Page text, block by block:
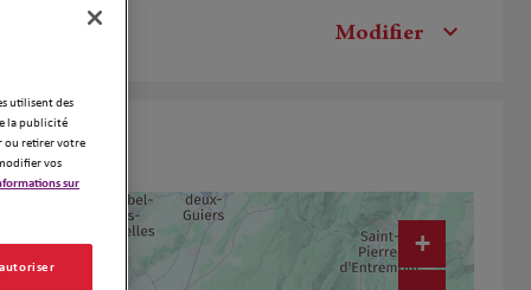
Modifier
+
utilisent des
la publicité
ou retirer votre
vos
sur